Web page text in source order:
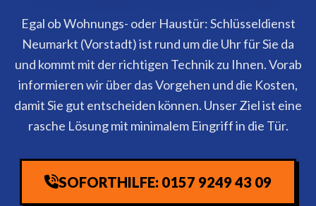
Egal ob Wohnungs- oder Haustür: Schlüsseldienst
Neumarkt (Vorstadt) ist rund um die Uhr für Sie da
und kommt mit der richtigen Technik zu Ihnen. Vorab
informieren wir über das Vorgehen und die Kosten,
damit Sie gut entscheiden können. Unser Ziel ist eine
rasche Lösung mit minimalem Eingriff in die Tür.
SOFORTHILFE: 0157 9249 43 09